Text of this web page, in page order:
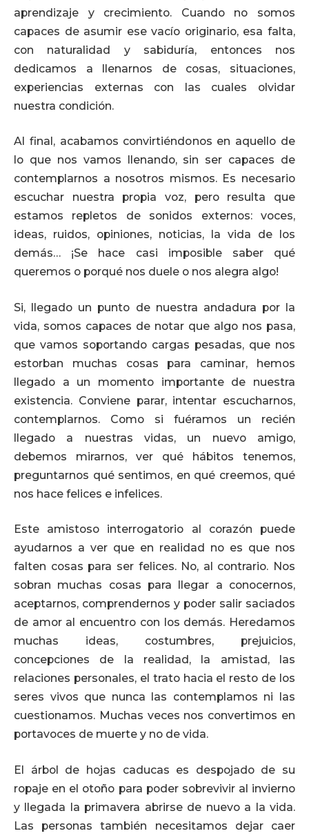
aprendizaje y crecimiento. Cuando no somos
capaces de asumir ese vacío originario, esa falta,
con naturalidad y sabiduría, entonces nos
dedicamos a llenarnos de cosas, situaciones,
experiencias externas con las cuales olvidar
nuestra condición.
Al final, acabamos convirtiéndonos en aquello de
lo que nos vamos llenando, sin ser capaces de
contemplarnos a nosotros mismos. Es necesario
escuchar nuestra propia voz, pero resulta que
estamos repletos de sonidos externos: voces,
ideas, ruidos, opiniones, noticias, la vida de los
demás… ¡Se hace casi imposible saber qué
queremos o porqué nos duele o nos alegra algo!
Si, llegado un punto de nuestra andadura por la
vida, somos capaces de notar que algo nos pasa,
que vamos soportando cargas pesadas, que nos
estorban muchas cosas para caminar, hemos
llegado a un momento importante de nuestra
existencia. Conviene parar, intentar escucharnos,
contemplarnos. Como si fuéramos un recién
llegado a nuestras vidas, un nuevo amigo,
debemos mirarnos, ver qué hábitos tenemos,
preguntarnos qué sentimos, en qué creemos, qué
nos hace felices e infelices.
Este amistoso interrogatorio al corazón puede
ayudarnos a ver que en realidad no es que nos
falten cosas para ser felices. No, al contrario. Nos
sobran muchas cosas para llegar a conocernos,
aceptarnos, comprendernos y poder salir saciados
de amor al encuentro con los demás. Heredamos
muchas ideas, costumbres, prejuicios,
concepciones de la realidad, la amistad, las
relaciones personales, el trato hacia el resto de los
seres vivos que nunca las contemplamos ni las
cuestionamos. Muchas veces nos convertimos en
portavoces de muerte y no de vida.
El árbol de hojas caducas es despojado de su
ropaje en el otoño para poder sobrevivir al invierno
y llegada la primavera abrirse de nuevo a la vida.
Las personas también necesitamos dejar caer